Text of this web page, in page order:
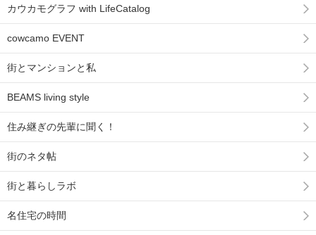
カウカモグラフ with LifeCatalog
cowcamo EVENT
街とマンションと私
BEAMS living style
住み継ぎの先輩に聞く！
街のネタ帖
街と暮らしラボ
名住宅の時間